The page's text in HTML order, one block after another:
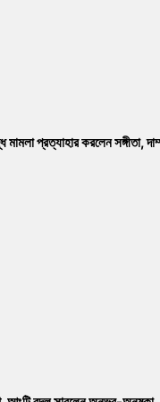
মামলা প্রত্যাহার করলেন সঙ্গীতা,